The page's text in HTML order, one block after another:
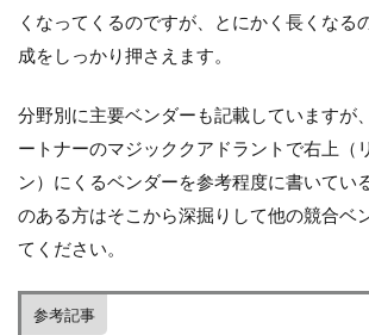
くなってくるのですが、とにかく長くなる
成をしっかり押さえます。
分野別に主要ベンダーも記載していますが
ートナーのマジッククアドラントで右上（
ン）にくるベンダーを参考程度に書いてい
のある方はそこから深掘りして他の競合ベ
てください。
参考記事